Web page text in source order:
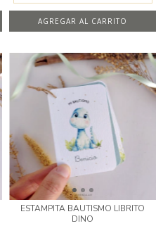
AGREGAR AL CARRITO
ESTAMPITA BAUTISMO LIBRITO
DINO